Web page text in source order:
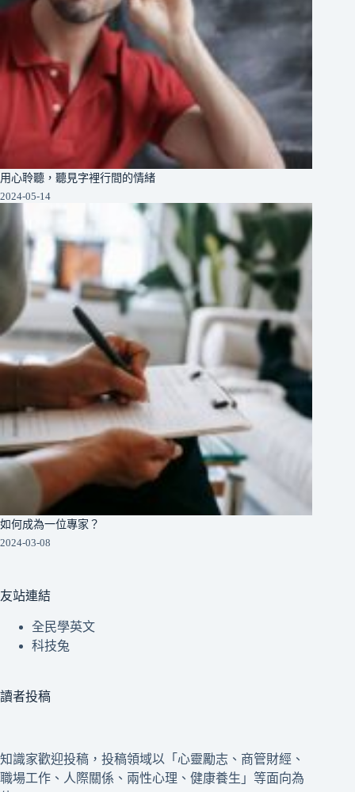
用心聆聽，聽見字裡行間的情緒
2024-05-14
如何成為一位專家？
2024-03-08
友站連結
全民學英文
科技兔
讀者投稿
知識家歡迎投稿，投稿領域以「心靈勵志、商管財經、
職場工作、人際關係、兩性心理、健康養生」等面向為